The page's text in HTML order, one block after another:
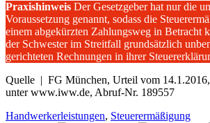
Praxishinweis Der Gesetzgeber hat nur die
Voraussetzung genannt, sodass die
einem abgekürzten Zahlungsweg in Betracht
der Schwester im Streitfall grundsätzlich
gerichteten Rechnungen in ihrer
Quelle | FG München, Urteil vom
unter www.iww.de, Abruf-Nr. 189557
Handwerkerleistungen, Steuerermäßigung